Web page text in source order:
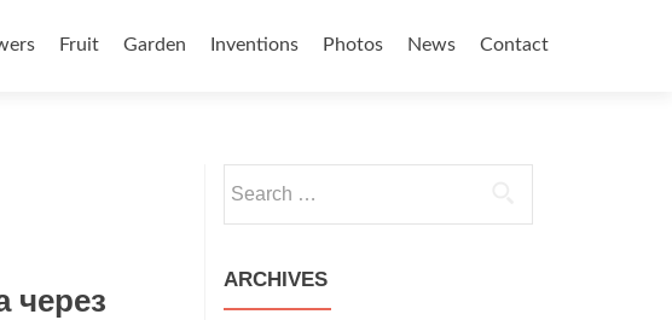
Fruit Garden Inventions Photos News Contact
через
ARCHIVES